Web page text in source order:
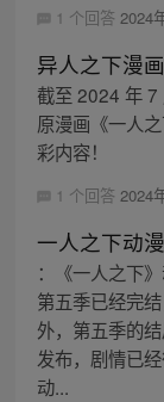
1 个回答 2024
异人之下漫
截至 2024 年 7
原漫画《一人
彩内容！
1 个回答 2024
一人之下动
：《一人之下
第五季已经完
外，第五季的
发布，剧情已
动...